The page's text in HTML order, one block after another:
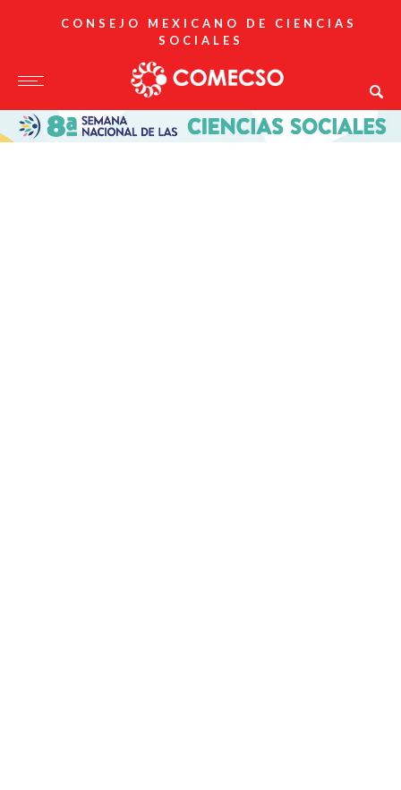
CONSEJO MEXICANO DE CIENCIAS
SOCIALES